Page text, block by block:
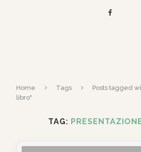
Home Tags
Posts tagged
libro"
TAG: